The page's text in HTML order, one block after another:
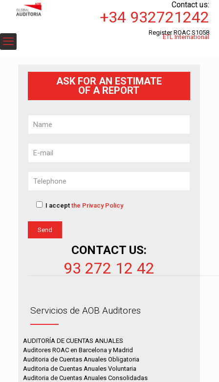
Contact us:
+34 932721242
Register ROAC S1058
ETL International
ASK FOR AN ESTIMATE
OF A REPORT
I acceptthe Privacy Policy
CONTACT US:
93 272 12 42
Servicios de AOB Auditores
AUDITORÍA DE CUENTAS ANUALES
Auditores ROAC en Barcelona y Madrid
Auditoria de Cuentas Anuales Obligatoria
Auditoria de Cuentas Anuales Voluntaria
Auditoria de Cuentas Anuales Consolidadas